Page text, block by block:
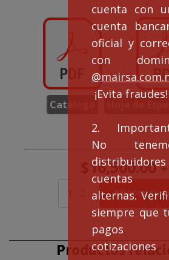
cuenta con
cuenta
oficial y
con
¡Evita fraudes!
2.
No
distribuidores
cuentas
alternas.
siempre que
pagos
cotizaciones
Catálogo Hoja de
16,500.00
ELÉCTRICO
MONOFÁSICO
BRIDA
AÑADIR AL
Productos